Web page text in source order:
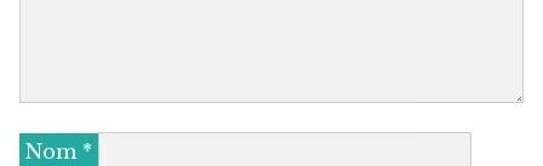
Nom *